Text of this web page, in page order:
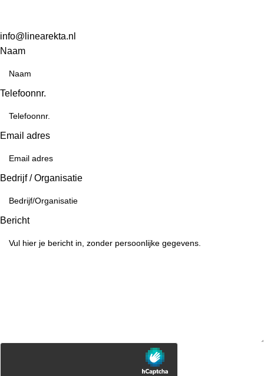
info@linearekta.nl
Naam
Telefoonnr.
Email adres
Bedrijf / Organisatie
Bericht